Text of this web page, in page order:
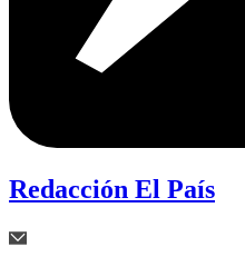
Redacción El País